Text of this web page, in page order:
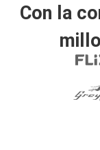
Con la